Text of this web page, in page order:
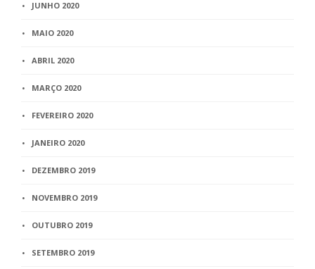
JUNHO 2020
MAIO 2020
ABRIL 2020
MARÇO 2020
FEVEREIRO 2020
JANEIRO 2020
DEZEMBRO 2019
NOVEMBRO 2019
OUTUBRO 2019
SETEMBRO 2019